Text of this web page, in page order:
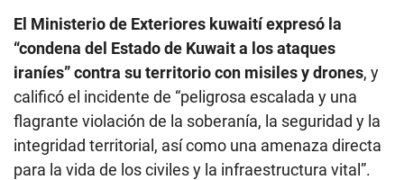
El Ministerio de Exteriores kuwaití expresó la
“condena del Estado de Kuwait a los ataques
iraníes” contra su territorio con misiles y drones, y
calificó el incidente de “peligrosa escalada y una
flagrante violación de la soberanía, la seguridad y la
integridad territorial, así como una amenaza directa
para la vida de los civiles y la infraestructura vital”.